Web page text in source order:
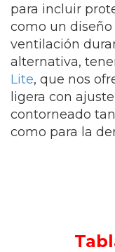
para incluir
como un
ventilación
alternativa,
Lite, que nos
ligera con
contorneado
como para la